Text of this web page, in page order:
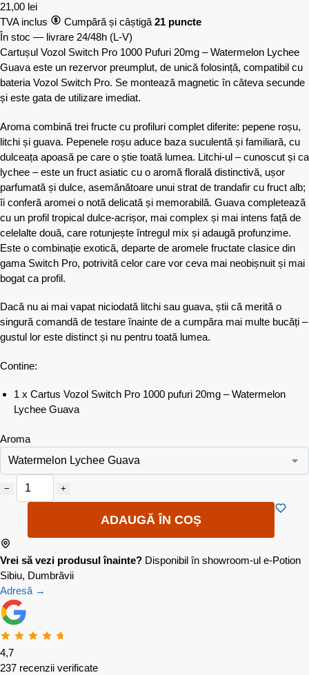
21,00 lei
TVA inclus
Cumpără și câștigă 21 puncte
În stoc — livrare 24/48h (L-V)
Cartușul Vozol Switch Pro 1000 Pufuri 20mg – Watermelon Lychee
Guava este un rezervor preumplut, de unică folosință, compatibil cu
bateria Vozol Switch Pro. Se montează magnetic în câteva secunde
și este gata de utilizare imediat.
Aroma combină trei fructe cu profiluri complet diferite: pepene roșu,
litchi și guava. Pepenele roșu aduce baza suculentă și familiară, cu
dulceața apoasă pe care o știe toată lumea. Litchi-ul – cunoscut și ca
lychee – este un fruct asiatic cu o aromă florală distinctivă, ușor
parfumată și dulce, asemănătoare unui strat de trandafir cu fruct alb;
îi conferă aromei o notă delicată și memorabilă. Guava completează
cu un profil tropical dulce-acrișor, mai complex și mai intens față de
celelalte două, care rotunjește întregul mix și adaugă profunzime.
Este o combinație exotică, departe de aromele fructate clasice din
gama Switch Pro, potrivită celor care vor ceva mai neobișnuit și mai
bogat ca profil.
Dacă nu ai mai vapat niciodată litchi sau guava, știi că merită o
singură comandă de testare înainte de a cumpăra mai multe bucăți –
gustul lor este distinct și nu pentru toată lumea.
Contine:
1 x Cartus Vozol Switch Pro 1000 pufuri 20mg – Watermelon
Lychee Guava
Aroma
− +
ADAUGĂ ÎN COȘ
Vrei să vezi produsul înainte? Disponibil în showroom-ul e-Potion
Sibiu, Dumbrăvii
Adresă →
4,7
237 recenzii verificate